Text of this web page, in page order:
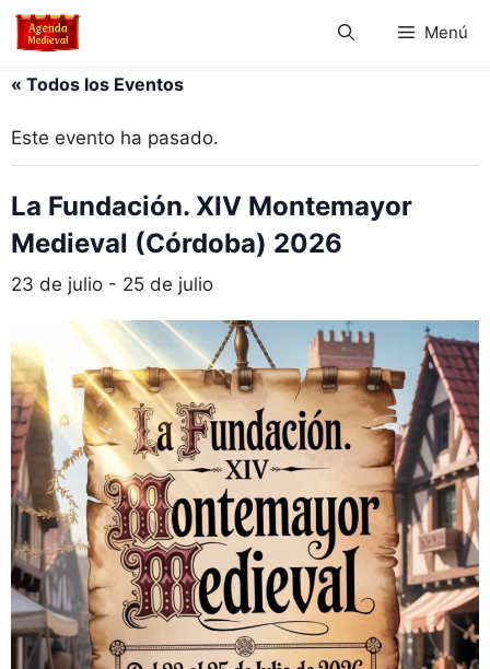
Saltar
Menú
« Todos los Eventos
Este evento ha pasado.
La Fundación. XIV Montemayor
Medieval (Córdoba) 2026
23 de julio - 25 de julio